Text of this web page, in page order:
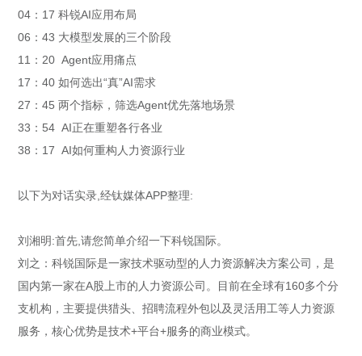
04：17 科锐AI应用布局
06：43 大模型发展的三个阶段
11：20 Agent应用痛点
17：40 如何选出“真”AI需求
27：45 两个指标，筛选Agent优先落地场景
33：54 AI正在重塑各行各业
38：17 AI如何重构人力资源行业
以下为对话实录,经钛媒体APP整理:
刘湘明:首先,请您简单介绍一下科锐国际。
刘之：科锐国际是一家技术驱动型的人力资源解决方案公司，是
国内第一家在A股上市的人力资源公司。目前在全球有160多个分
支机构，主要提供猎头、招聘流程外包以及灵活用工等人力资源
服务，核心优势是技术+平台+服务的商业模式。